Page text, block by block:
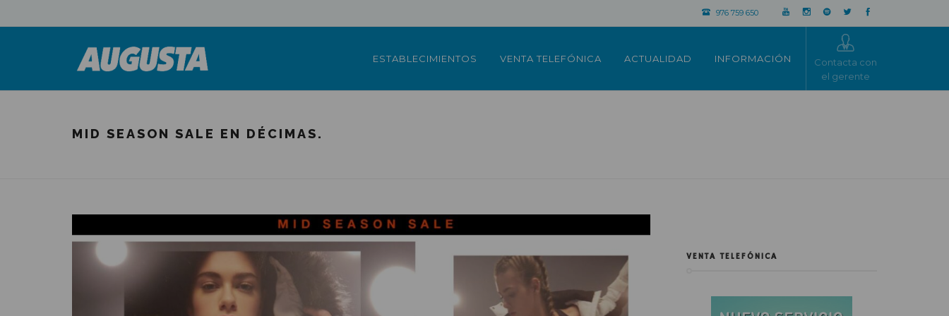
976 759 650
ESTABLECIMIENTOS VENTA TELEFÓNICA ACTUALIDAD INFORMACIÓN
Contacta con
el gerente
MID SEASON SALE EN DÉCIMAS.
VENTA TELEFÓNICA